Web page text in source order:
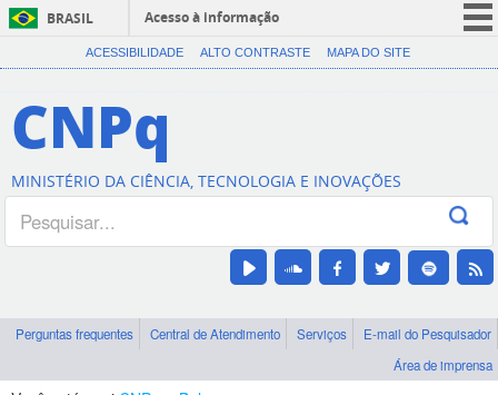
BRASIL
Acesso à informação
CORONAVÍRUS (COVID-19)
Canais
ACESSIBILIDADE ALTO CONTRASTE MAPA DO SITE
CNPq
MINISTÉRIO DA CIÊNCIA, TECNOLOGIA E INOVAÇÕES
Perguntas frequentes Central de Atendimento Serviços
E-mail do Pesquisador
Área de imprensa